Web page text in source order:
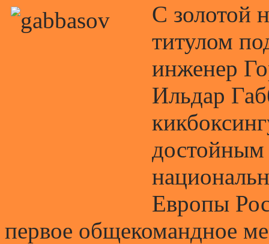
С золотой
титулом
инженер
Ильдар
Европы
первое общекомандное